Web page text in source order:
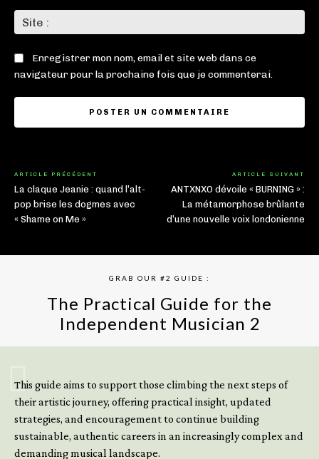
:
Enregistrer mon nom, email et site web dans ce
navigateur pour la prochaine fois que je commenterai.
ARTICLE PRÉCÉDENT
La claque Jeanie : quand l’alt-
pop brise les dogmes avec
« Shame on Me »
ARTICLE SUIVANT
ANTXNXO dévoile « BURNING » :
La métamorphose brûlante
d’une nouvelle voix londonienne
GRAB OUR #2 GUIDE :
The Practical Guide for the
Independent Musician 2
This guide aims to support those climbing the next steps of
their artistic journey, offering practical insight, updated
strategies, and encouragement to continue building
sustainable, authentic careers in an increasingly complex and
demanding musical landscape.